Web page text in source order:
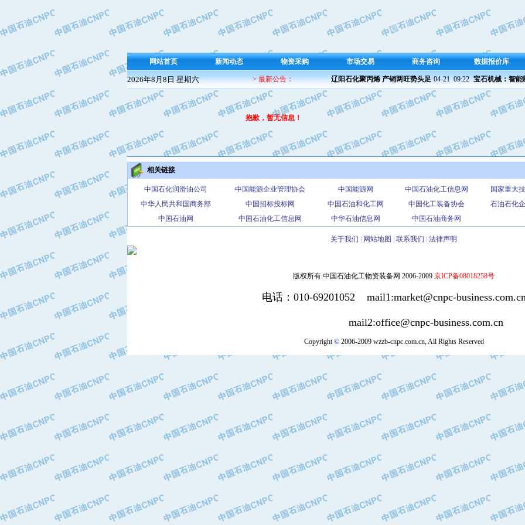
网站首页 新闻动态 物资采购 市场交易 商务咨询 数据报价库
2026年8月8日 星期六 > 最新公告： 辽阳石化聚丙烯 产销两旺势头足 04-21  09:22 宝石机械：智能
抱歉，暂无信息！
相关链接
中国石化润滑油公司 中国能源企业管理协会 中国能源网 中国石油化工信息网
国家重大
中华人民共和国商务部
中国招标投标网 中国石油和化工网 中国化工装备协会
石油石化
中国石油网
中国石油化工信息网 中华石油信息网 中国石油商务网
关于我们 网站地图 联系我们 法律声明
版权所有:中国石油化工物资装备网 2006-2009 京ICP备08018258号
电话：010-69201052 mail1:market@cnpc-
mail2:office@cnpc-business.com.cn
Copyright©2006-2009 wzzb-cnpc.com.cn, All Rights Reserved